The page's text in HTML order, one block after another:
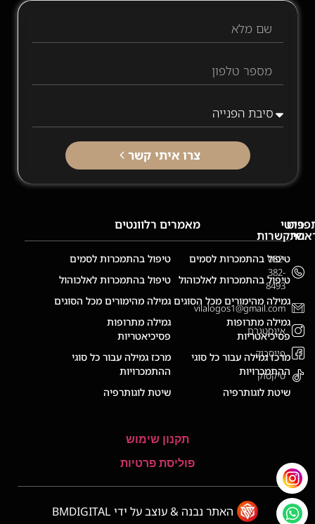
צרו איתי קשר
מאמרים רלוונטים
טיפול בהתמכרות לסמים
טיפול בהתמכרות לאלכוהול
גמילה מהימורים מכל הסוגים
גמילה מתרופות
פסיכיאטריות
מרכז גמילה עבור כל סוגי
ההתמכרויות
שיטת לוגותרפיה
טיפול בהתמכרות לסמים
טיפול בהתמכרות לאלכוהול
גמילה מהימורים מכל הסוגים
גמילה מתרופות
פסיכיאטריות
מרכז גמילה עבור כל סוגי
ההתמכרויות
שיטת לוגותרפיה
פרטי
התקשרות
052-
382-
8493
vilalogos1@gmail.com
אינסטגרם
פייסבוק
טיקטוק
תקנון שימוש
פוליסת פרטיות
האתר נבנה & עוצב על ידי BMDIGITAL